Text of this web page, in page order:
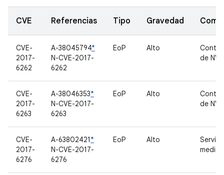
CVE Referencias Tipo Gravedad
CVE-
2017-
6262
A-38045794*
N-CVE-2017-
6262
EoP Alto
de
CVE-
2017-
6263
A-38046353*
N-CVE-2017-
6263
EoP Alto
de
CVE-
2017-
6276
A-63802421*
N-CVE-2017-
6276
EoP Alto
medios